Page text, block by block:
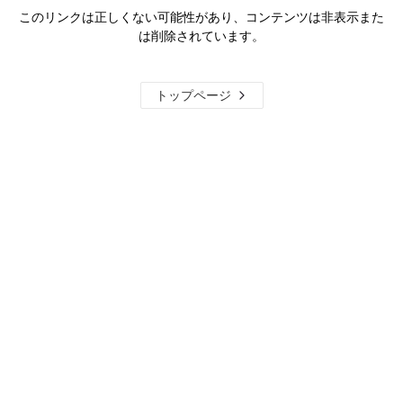
このリンクは正しくない可能性があり、コンテンツは非表示また
は削除されています。
トップページ